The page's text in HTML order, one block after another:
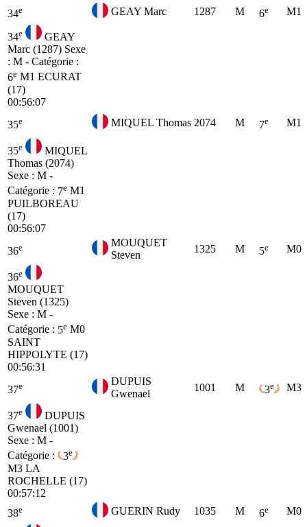
34e GEAY Marc 1287 M 6e M1
34e
GEAY
Marc (1287) Sexe
: M - Catégorie :
6e M1 ECURAT
(17)
00:56:07
35e MIQUEL Thomas 2074 M 7e M1
35e
MIQUEL
Thomas (2074)
Sexe : M -
Catégorie : 7e M1
PUILBOREAU
(17)
00:56:07
36e
MOUQUET
Steven
1325 M 5e M0
36e
MOUQUET
Steven (1325)
Sexe : M -
Catégorie : 5e M0
SAINT
HIPPOLYTE (17)
00:56:31
37e
DUPUIS
Gwenael
1001 M 3e M3
37e
DUPUIS
Gwenael (1001)
Sexe : M -
Catégorie :
3e
M3 LA
ROCHELLE (17)
00:57:12
38e GUERIN Rudy 1035 M 6e M0